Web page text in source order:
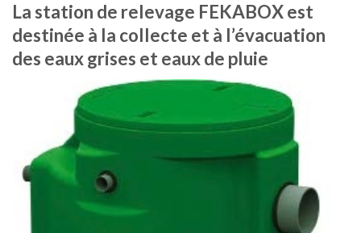
La station de relevage FEKABOX est
destinée à la collecte et à l’évacuation
des eaux grises et eaux de pluie